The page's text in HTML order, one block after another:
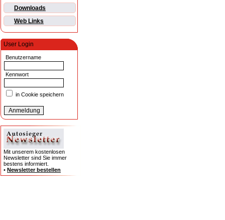
Downloads
Web Links
User Login
Benutzername
Kennwort
in Cookie speichern
Mit unserem kostenlosen
Newsletter sind Sie immer
bestens informiert.
• Newsletter bestellen